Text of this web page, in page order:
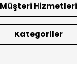
Müşteri Hizmetleri
Kategoriler